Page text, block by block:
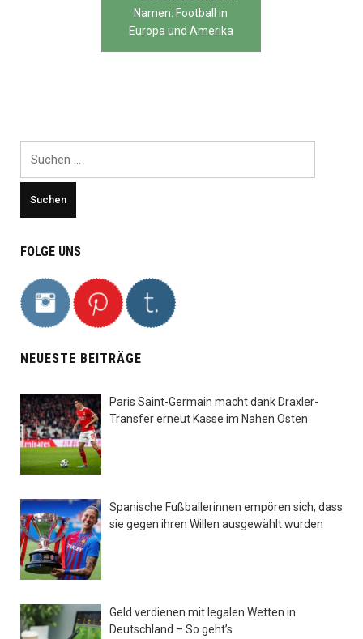
Namen: Football in
Europa und Amerika
FOLGE UNS
NEUESTE BEITRÄGE
Paris Saint-Germain macht dank Draxler-
Transfer erneut Kasse im Nahen Osten
Spanische Fußballerinnen empören sich, dass
sie gegen ihren Willen ausgewählt wurden
Geld verdienen mit legalen Wetten in
Deutschland – So geht’s